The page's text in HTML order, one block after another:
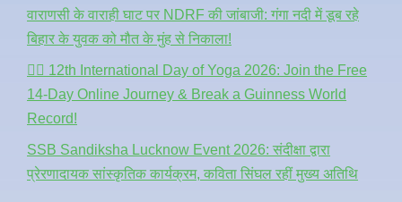
वाराणसी के वाराही घाट पर NDRF की जांबाजी: गंगा नदी में डूब रहे
बिहार के युवक को मौत के मुंह से निकाला!
🧘‍♂️ 12th International Day of Yoga 2026: Join the Free
14-Day Online Journey & Break a Guinness World
Record!
SSB Sandiksha Lucknow Event 2026: संदीक्षा द्वारा
प्रेरणादायक सांस्कृतिक कार्यक्रम, कविता सिंघल रहीं मुख्य अतिथि